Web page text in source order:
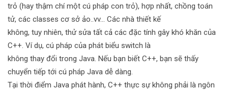
trỏ (hay thậm chí một cú pháp con trỏ), hợp nhất, chồng toán
tử, các classes cơ sở ảo..vv… Các nhà thiết kế
không, tuy nhiên, thử sửa tất cả các đặc tính gây khó khăn của
C++. Ví dụ, cú pháp của phát biểu switch là
không thay đổi trong Java. Nếu bạn biết C++, bạn sẽ thấy
chuyển tiếp tới cú pháp Java dễ dàng.
Tại thời điểm Java phát hành, C++ thực sự không phải là ngôn